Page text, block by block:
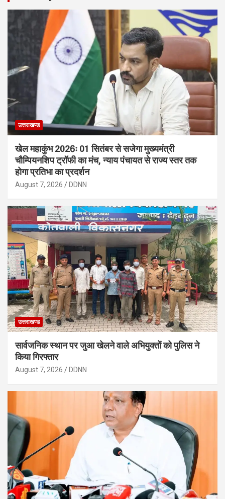
उत्तराखण्ड
खेल महाकुंभ 2026ः 01 सितंबर से सजेगा मुख्यमंत्री
चौम्पियनशिप ट्रॉफी का मंच, न्याय पंचायत से राज्य स्तर तक
होगा प्रतिभा का प्रदर्शन
August 7, 2026 DDNN
उत्तराखण्ड
सार्वजनिक स्थान पर जुआ खेलने वाले अभियुक्तों को पुलिस ने
किया गिरफ्तार
August 7, 2026 DDNN